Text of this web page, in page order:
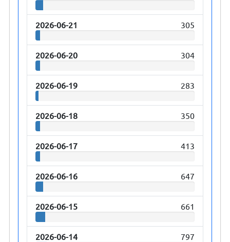
2026-06-21 305
2026-06-20 304
2026-06-19 283
2026-06-18 350
2026-06-17 413
2026-06-16 647
2026-06-15 661
2026-06-14 797